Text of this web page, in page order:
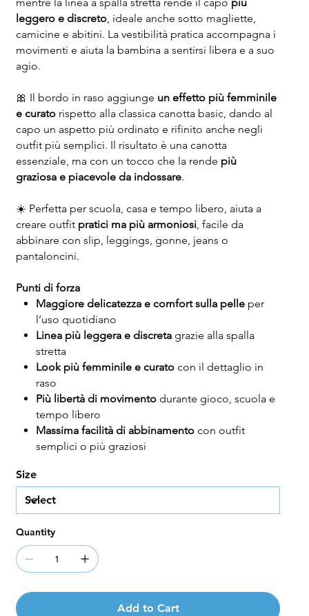
leggero e discreto, ideale anche sotto magliette,
camicine e abitini. La vestibilità pratica accompagna i
movimenti e aiuta la bambina a sentirsi libera e a suo
agio.
🎀 Il bordo in raso aggiunge un effetto più femminile
e curatorispetto alla classica canotta basic, dando al
capo un aspetto più ordinato e rifinito anche negli
outfit più semplici. Il risultato è una canotta
essenziale, ma con un tocco che la rende più
graziosa e piacevole da indossare.
☀️ Perfetta per scuola, casa e tempo libero, aiuta a
creare outfit pratici ma più armoniosi, facile da
abbinare con slip, leggings, gonne, jeans o
pantaloncini.
Punti di forza
Maggiore delicatezza e comfort sulla pelleper
l’uso quotidiano
Linea più leggera e discretagrazie alla spalla
stretta
Look più femminile e curatocon il dettaglio in
raso
Più libertà di movimentodurante gioco, scuola e
tempo libero
Massima facilità di abbinamentocon outfit
semplici o più graziosi
Size
Quantity
Add to Cart